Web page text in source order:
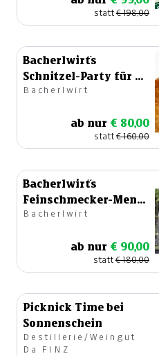
statt€ 198,00
Bacherlwirt´s
Schnitzel-Party für 4
Personen
Bacherlwirt
ab nur € 80,00
statt€ 160,00
Bacherlwirt´s
Feinschmecker-Menü
für 4 Personen
Bacherlwirt
ab nur € 90,00
statt€ 180,00
Picknick Time bei
Sonnenschein
Destillerie/Weingut
Da FINZ